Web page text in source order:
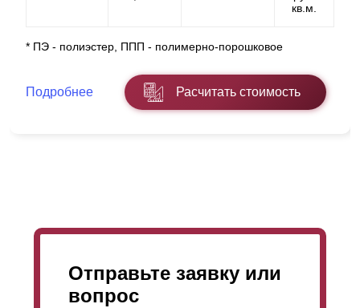
или вопросы, мы всегда будем рады помочь.
кв.м.
* ПЭ - полиэстер, ППП - полимерно-порошковое
Подробнее Расчитать стоимость
Отправьте заявку или
вопрос